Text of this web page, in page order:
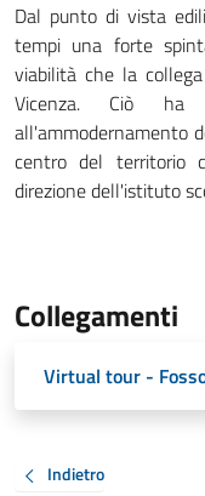
Dal punto di vista
tempi una forte
viabilità che la
Vicenza. Ciò ha
all'ammodernamento
centro del territorio
direzione dell'istituto
Collegamenti
Virtual tour -
Indietro